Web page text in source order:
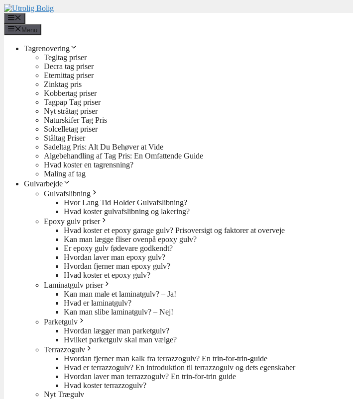
Hop
til
indhold
Menu
Tagrenovering
Tegltag priser
Decra tag priser
Eternittag priser
Zinktag pris
Kobbertag priser
Tagpap Tag priser
Nyt stråtag priser
Naturskifer Tag Pris
Solcelletag priser
Ståltag Priser
Sadeltag Pris: Alt Du Behøver at Vide
Algebehandling af Tag Pris: En Omfattende Guide
Hvad koster en tagrensning?
Maling af tag
Gulvarbejde
Gulvafslibning
Hvor Lang Tid Holder Gulvafslibning?
Hvad koster gulvafslibning og lakering?
Epoxy gulv priser
Hvad koster et epoxy garage gulv? Prisoversigt og faktorer at overveje
Kan man lægge fliser ovenpå epoxy gulv?
Er epoxy gulv fødevare godkendt?
Hvordan laver man epoxy gulv?
Hvordan fjerner man epoxy gulv?
Hvad koster et epoxy gulv?
Laminatgulv priser
Kan man male et laminatgulv? – Ja!
Hvad er laminatgulv?
Kan man slibe laminatgulv? – Nej!
Parketgulv
Hvordan lægger man parketgulv?
Hvilket parketgulv skal man vælge?
Terrazzogulv
Hvordan fjerner man kalk fra terrazzogulv? En trin-for-trin-guide
Hvad er terrazzogulv? En introduktion til terrazzogulv og dets egenskaber
Hvordan laver man terrazzogulv? En trin-for-trin guide
Hvad koster terrazzogulv?
Nyt Trægulv